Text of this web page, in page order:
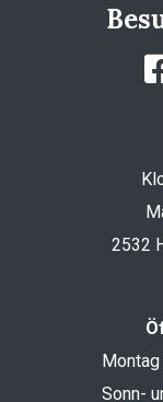
2532
Sonn-